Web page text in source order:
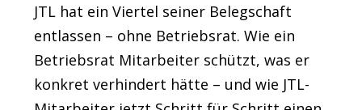
JTL hat ein Viertel seiner Belegschaft
entlassen – ohne Betriebsrat. Wie ein
Betriebsrat Mitarbeiter schützt, was er
konkret verhindert hätte – und wie JTL-